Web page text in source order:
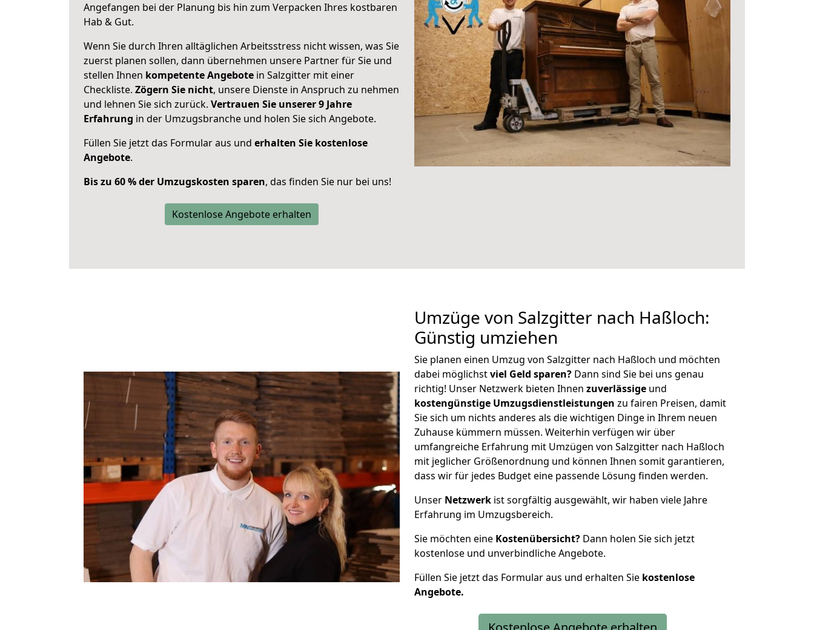
Angefangen bei der Planung bis hin zum Verpacken Ihres kostbaren
Hab & Gut.
Wenn Sie durch Ihren alltäglichen Arbeitsstress nicht wissen, was Sie
zuerst planen sollen, dann übernehmen unsere Partner für Sie und
stellen Ihnen kompetente Angebote in Salzgitter mit einer
Checkliste. Zögern Sie nicht, unsere Dienste in Anspruch zu nehmen
und lehnen Sie sich zurück. Vertrauen Sie unserer 9 Jahre
Erfahrung in der Umzugsbranche und holen Sie sich Angebote.
Füllen Sie jetzt das Formular aus und erhalten Sie kostenlose
Angebote.
Bis zu 60 % der Umzugskosten sparen, das finden Sie nur bei uns!
Kostenlose Angebote erhalten
Umzüge von Salzgitter nach Haßloch:
Günstig umziehen
Sie planen einen Umzug von Salzgitter nach Haßloch und möchten
dabei möglichstviel Geld sparen? Dann sind Sie bei uns genau
richtig! Unser Netzwerk bieten Ihnen zuverlässige und
kostengünstige Umzugsdienstleistungen zu fairen Preisen, damit
Sie sich um nichts anderes als die wichtigen Dinge in Ihrem neuen
Zuhause kümmern müssen. Weiterhin verfügen wir über
umfangreiche Erfahrung mit Umzügen von Salzgitter nach Haßloch
mit jeglicher Größenordnung und können Ihnen somit garantieren,
dass wir für jedes Budget eine passende Lösung finden werden.
Unser Netzwerk ist sorgfältig ausgewählt, wir haben viele Jahre
Erfahrung im Umzugsbereich.
Sie möchten eine Kostenübersicht? Dann holen Sie sich jetzt
kostenlose und unverbindliche Angebote.
Füllen Sie jetzt das Formular aus und erhalten Sie kostenlose
Angebote.